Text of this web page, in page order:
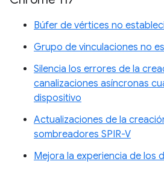
Búfer de vértices no
Grupo de vinculaciones no
Silencia los errores de la
canalizaciones asíncronas
dispositivo
Actualizaciones de la
sombreadores SPIR-V
Mejora la experiencia de los